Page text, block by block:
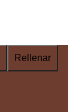
Rellenar